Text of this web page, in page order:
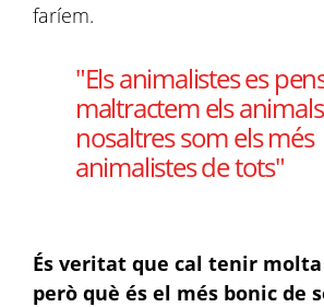
faríem.
"Els animalistes es
maltractem els
nosaltres som els més
animalistes de tots"
És veritat que cal tenir
però què és el més bonic de